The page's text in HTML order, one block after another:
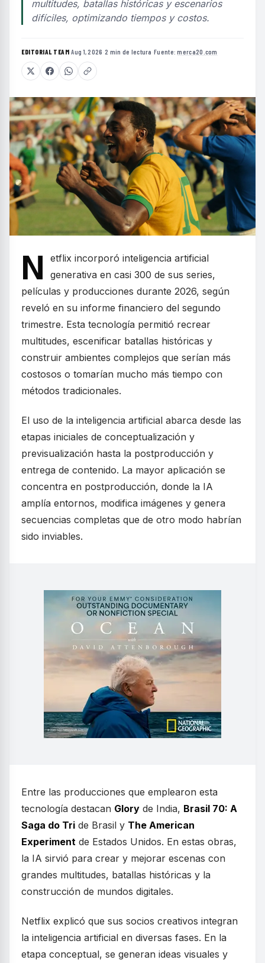
multitudes, batallas históricas y escenarios
difíciles, optimizando tiempos y costos.
EDITORIAL TEAM·Aug 1, 2026 ·2 min de lectura ·Fuente:merca20.com
N
etflix incorporó inteligencia artificial
generativa en casi 300 de sus series,
películas y producciones durante 2026, según
reveló en su informe financiero del segundo
trimestre. Esta tecnología permitió recrear
multitudes, escenificar batallas históricas y
construir ambientes complejos que serían más
costosos o tomarían mucho más tiempo con
métodos tradicionales.
El uso de la inteligencia artificial abarca desde las
etapas iniciales de conceptualización y
previsualización hasta la postproducción y
entrega de contenido. La mayor aplicación se
concentra en postproducción, donde la IA
amplía entornos, modifica imágenes y genera
secuencias completas que de otro modo habrían
sido inviables.
Entre las producciones que emplearon esta
tecnología destacan Glory de India, Brasil 70: A
Saga do Tri de Brasil y The American
Experiment de Estados Unidos. En estas obras,
la IA sirvió para crear y mejorar escenas con
grandes multitudes, batallas históricas y la
construcción de mundos digitales.
Netflix explicó que sus socios creativos integran
la inteligencia artificial en diversas fases. En la
etapa conceptual, se generan ideas visuales y